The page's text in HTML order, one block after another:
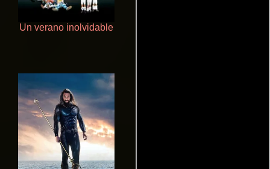
Un verano inolvidable